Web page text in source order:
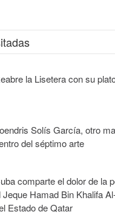
la Lisetera con su
Solís García, otro
del séptimo arte
comparte el dolor de la
Jeque Hamad Bin Khalifa
Estado de Qatar